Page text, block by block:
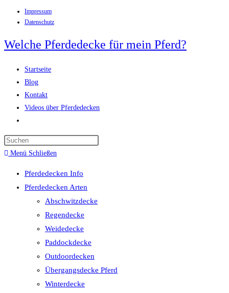
Inhalt
Impressum
Datenschutz
Welche Pferdedecke für mein Pferd?
Startseite
Blog
Kontakt
Videos über Pferdedecken
umschalten
Menü Schließen
Pferdedecken Info
Pferdedecken Arten
Abschwitzdecke
Regendecke
Weidedecke
Paddockdecke
Outdoordecken
Übergangsdecke Pferd
Winterdecke